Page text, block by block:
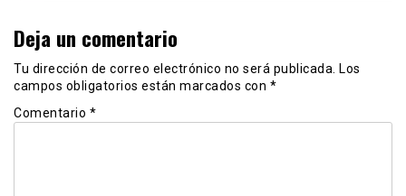
Deja un comentario
Tu dirección de correo electrónico no será publicada. Los
campos obligatorios están marcados con *
Comentario *